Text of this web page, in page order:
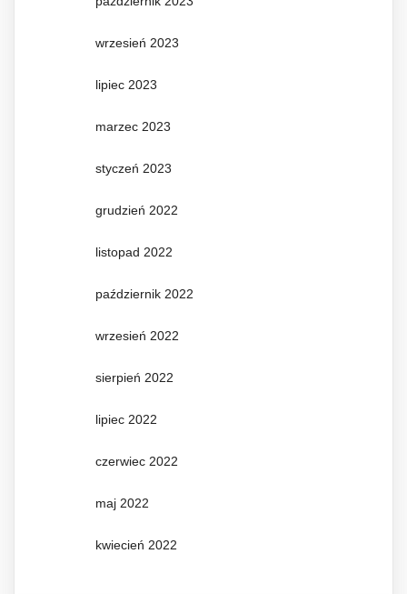
wrzesień 2023
lipiec 2023
marzec 2023
styczeń 2023
grudzień 2022
listopad 2022
październik 2022
wrzesień 2022
sierpień 2022
lipiec 2022
czerwiec 2022
maj 2022
kwiecień 2022